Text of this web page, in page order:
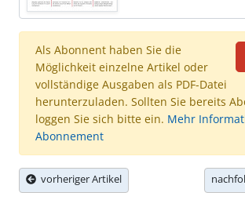
Als Abonnent haben Sie die
Möglichkeit einzelne Artikel oder
vollständige Ausgaben als PDF-Datei
herunterzuladen. Sollten Sie bereits
loggen Sie sich bitte ein. Mehr
Abonnement
vorheriger Artikel